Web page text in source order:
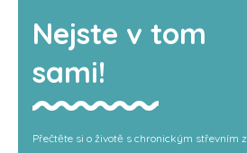
Nejste v tom
sami!
Přečtěte si o životě s chronickým střevním